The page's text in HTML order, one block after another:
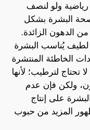
رياضية ولو لنصف
البشرة بشكل
الدهون الزائدة.
يُناسب البشرة
الخاطئة المنتشرة
تحتاج لترطيب؛ لأنها
ولكن فإن عدم
على إنتاج
المزيد من حبوب